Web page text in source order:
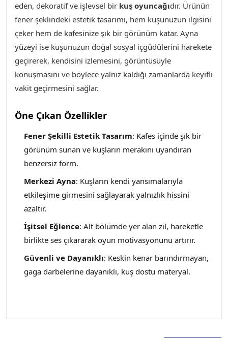
eden, dekoratif ve işlevsel bir kuş oyuncağıdır. Ürünün
fener şeklindeki estetik tasarımı, hem kuşunuzun ilgisini
çeker hem de kafesinize şık bir görünüm katar. Ayna
yüzeyi ise kuşunuzun doğal sosyal içgüdülerini harekete
geçirerek, kendisini izlemesini, görüntüsüyle
konuşmasını ve böylece yalnız kaldığı zamanlarda keyifli
vakit geçirmesini sağlar.
Öne Çıkan Özellikler
Fener Şekilli Estetik Tasarım: Kafes içinde şık bir
görünüm sunan ve kuşların merakını uyandıran
benzersiz form.
Merkezi Ayna: Kuşların kendi yansımalarıyla
etkileşime girmesini sağlayarak yalnızlık hissini
azaltır.
İşitsel Eğlence: Alt bölümde yer alan zil, hareketle
birlikte ses çıkararak oyun motivasyonunu artırır.
Güvenli ve Dayanıklı: Keskin kenar barındırmayan,
gaga darbelerine dayanıklı, kuş dostu materyal.